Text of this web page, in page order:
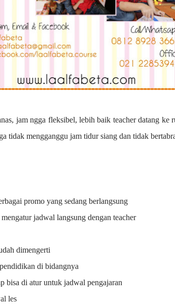
jam ngga fleksibel, lebih baik teacher datang ke
tidak mengganggu jam tidur siang dan tidak
promo yang sedang berlangsung
jadwal langsung dengan teacher
dimengerti
di bidangnya
bisa di atur untuk jadwal pengajaran
les